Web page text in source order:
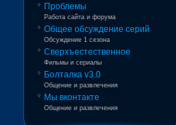
Проблемы
Работа сайта и форума
Общее обсуждение серий
Обсуждение 1 сезона
Сверхъестественное
Фильмы и сериалы
Болталка v3.0
Общение и развлечения
Мы вконтакте
Общение и развлечения